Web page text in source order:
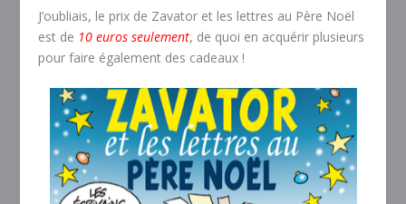
J’oubliais, le prix de Zavator et les lettres au Père Noël
est de 10 euros seulement, de quoi en acquérir plusieurs
pour faire également des cadeaux !